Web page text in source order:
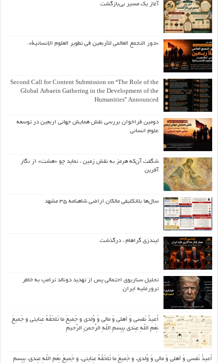
آغاز یک مسیر بی‌بازگشت
«دور التجمع العالمي للأربعين في تطوير العلوم الإنسانية».
Second Call for Content Submission on “The Role of the
Global Arbaein Gathering in the Development of the
Humanities” Announced
دومین فراخوان بررسی نقش همایش جهانی اربعین در توسعه
علوم انسانی
شگفت آن‌که هرمز به نقش زمین ، نماید چو «هشت» از نگار
آفرین
سال‌ها بلاتکلیفی مالکان اراضی شاهنامه ۳۵ مشهد
لیندزی گراهام ، درگذشت
تحلیل سناریوی احتمالی پس از تهدید دونالد ترامپ به خاطر
ترورعلیه ایران
اُعیذُ نَفسی وَ أهلی وَ مالی وَ وُلدی و جَمیعَ ما تَلحَقُهُ عِنایتی و جَمیعَ
نِعَمِ اللّهِ عِندی بِبِسمِ اللّهِ الرَّحمنِ الرَّحیمِ
اُعیذُ نَفسی وَ أهلی وَ مالی وَ وُلدی، و جَمیعَ ما تَلحَقُهُ عِنایتی، و جَمیعَ نِعَمِ اللّهِ عِندی، بِبِسمِ